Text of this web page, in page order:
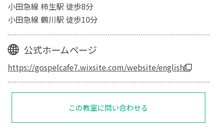
小田急線 柿生駅 徒歩8分
小田急線 鶴川駅 徒歩10分
公式ホームページ
https://gospelcafe7.wixsite.com/website/english
この教室に問い合わせる